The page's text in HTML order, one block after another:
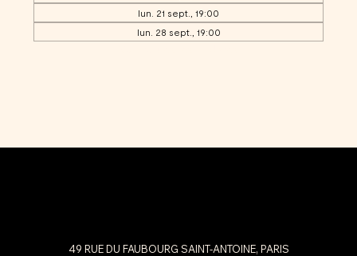
lun. 21 sept., 19:00
lun. 28 sept., 19:00
49 RUE DU FAUBOURG SAINT-ANTOINE, PARIS